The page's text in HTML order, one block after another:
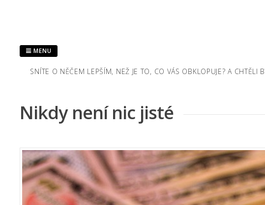
SNÍTE O NĚČEM LEPŠÍM, NEŽ JE TO, CO VÁS OBKLOPUJE? A
MENU
Nikdy není nic jisté